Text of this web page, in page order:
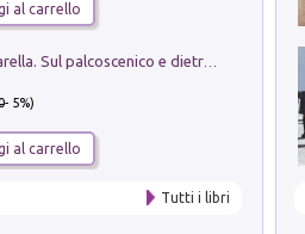
al carrello
Conte e Mattarella. Sul palcoscenico e dietro le quinte del Quirinale. Un racconto sulle istituzioni
- 5%)
al carrello
Tutti i libri